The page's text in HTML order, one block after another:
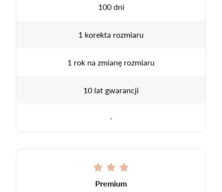
100 dni
1 korekta rozmiaru
1 rok na zmianę rozmiaru
10 lat gwarancji
-
Premium